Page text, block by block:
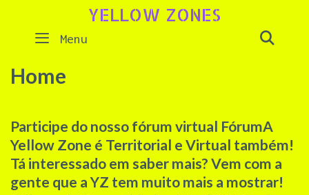
YELLOW ZONES
Menu
Home
Participe do nosso fórum virtual FórumA
Yellow Zone é Territorial e Virtual também!
Tá interessado em saber mais? Vem com a
gente que a YZ tem muito mais a mostrar!